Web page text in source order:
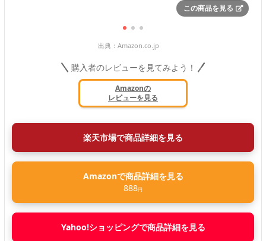
この商品を見る
出典： Amazon.co.jp
購入者のレビューを見てみよう！
Amazonの
レビューを見る
楽天市場で商品詳細を見る
Amazonで商品詳細を見る
888円
Yahoo!ショッピングで商品詳細を見る